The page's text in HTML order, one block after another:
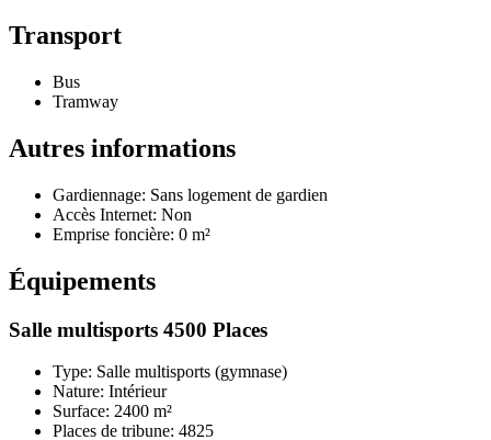
Transport
Bus
Tramway
Autres informations
Gardiennage: Sans logement de gardien
Accès Internet: Non
Emprise foncière: 0 m²
Équipements
Salle multisports 4500 Places
Type: Salle multisports (gymnase)
Nature: Intérieur
Surface: 2400 m²
Places de tribune: 4825